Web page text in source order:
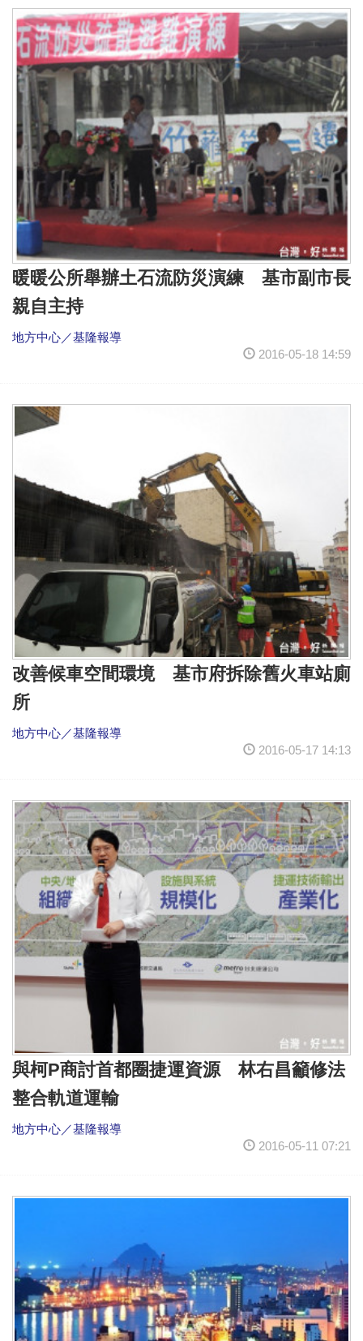
暖暖公所舉辦土石流防災演練 基市副市長
親自主持
地方中心／基隆報導
2016-05-18 14:59
改善候車空間環境 基市府拆除舊火車站廁
所
地方中心／基隆報導
2016-05-17 14:13
與柯P商討首都圈捷運資源 林右昌籲修法
整合軌道運輸
地方中心／基隆報導
2016-05-11 07:21